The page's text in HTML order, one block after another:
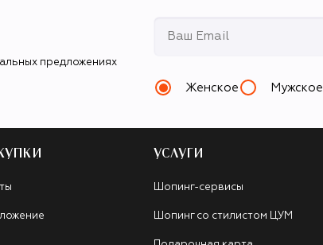
предложениях
Женское Мужское
УСЛУГИ
Шопинг-сервисы
Шопинг со стилистом ЦУМ